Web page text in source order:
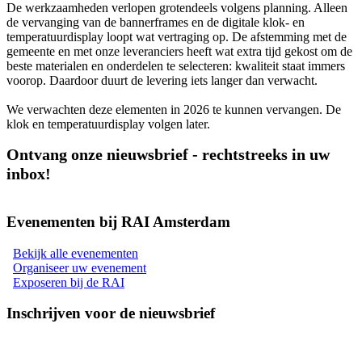
De werkzaamheden verlopen grotendeels volgens planning. Alleen
de vervanging van de bannerframes en de digitale klok- en
temperatuurdisplay loopt wat vertraging op. De afstemming met de
gemeente en met onze leveranciers heeft wat extra tijd gekost om de
beste materialen en onderdelen te selecteren: kwaliteit staat immers
voorop. Daardoor duurt de levering iets langer dan verwacht.
We verwachten deze elementen in 2026 te kunnen vervangen. De
klok en temperatuurdisplay volgen later.
Ontvang onze nieuwsbrief - rechtstreeks in uw
inbox!
Evenementen bij RAI Amsterdam
Bekijk alle evenementen
Organiseer uw evenement
Exposeren bij de RAI
Inschrijven voor de nieuwsbrief